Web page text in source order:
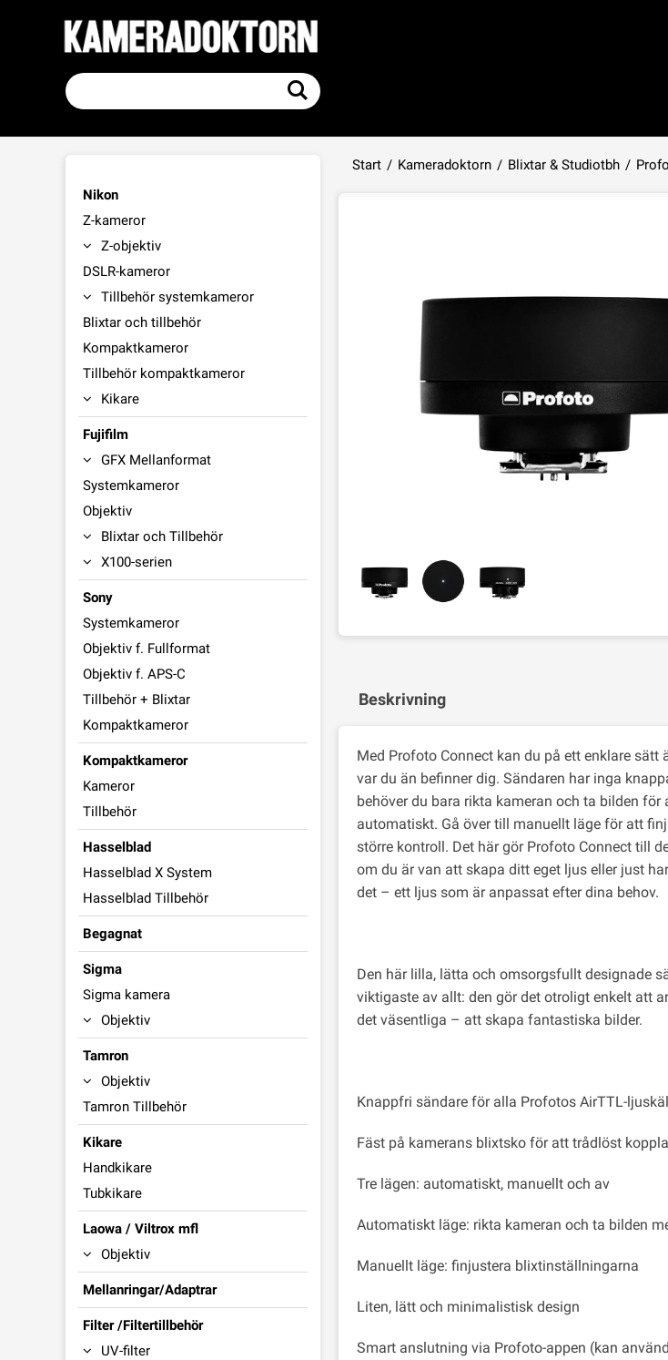
Start / Kameradoktorn / Blixtar & Studiotbh /
Nikon
Z-kameror
Z-objektiv
DSLR-kameror
Tillbehör systemkameror
Blixtar och tillbehör
Kompaktkameror
Tillbehör kompaktkameror
Kikare
Fujifilm
GFX Mellanformat
Systemkameror
Objektiv
Blixtar och Tillbehör
X100-serien
Sony
Systemkameror
Objektiv f. Fullformat
Objektiv f. APS-C
Tillbehör + Blixtar
Kompaktkameror
Kompaktkameror
Kameror
Tillbehör
Hasselblad
Hasselblad X System
Hasselblad Tillbehör
Begagnat
Sigma
Sigma kamera
Objektiv
Tamron
Objektiv
Tamron Tillbehör
Kikare
Handkikare
Tubkikare
Laowa / Viltrox mfl
Objektiv
Mellanringar/Adaptrar
Filter /Filtertillbehör
UV-filter
Beskrivning
Med Profoto Connect kan du på ett enklare
var du än befinner dig. Sändaren har inga
behöver du bara rikta kameran och ta bilden
automatiskt. Gå över till manuellt läge för att
större kontroll. Det här gör Profoto Connect till
om du är van att skapa ditt eget ljus eller just
det – ett ljus som är anpassat efter dina behov.
Den här lilla, lätta och omsorgsfullt designade
viktigaste av allt: den gör det otroligt enkelt att
det väsentliga – att skapa fantastiska bilder.
Knappfri sändare för alla Profotos AirTTL-
Fäst på kamerans blixtsko för att trådlöst
Tre lägen: automatiskt, manuellt och av
Automatiskt läge: rikta kameran och ta bilden
Manuellt läge: finjustera blixtinställningarna
Liten, lätt och minimalistisk design
Smart anslutning via Profoto-appen (kan